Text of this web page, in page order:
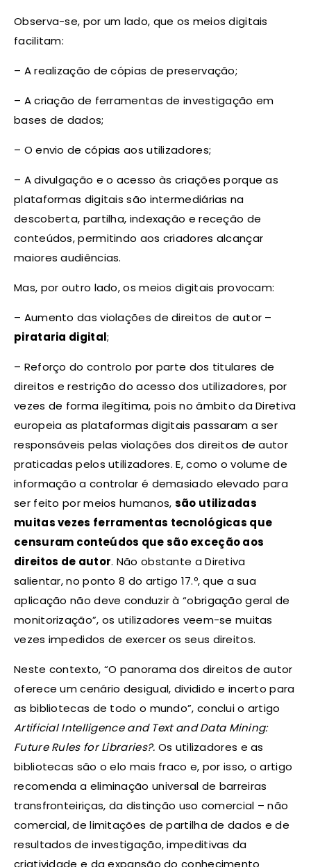
Observa-se, por um lado, que os meios digitais
facilitam:
– A realização de cópias de preservação;
– A criação de ferramentas de investigação em
bases de dados;
– O envio de cópias aos utilizadores;
– A divulgação e o acesso às criações porque as
plataformas digitais são intermediárias na
descoberta, partilha, indexação e receção de
conteúdos, permitindo aos criadores alcançar
maiores audiências.
Mas, por outro lado, os meios digitais provocam:
– Aumento das violações de direitos de autor –
pirataria digital;
– Reforço do controlo por parte dos titulares de
direitos e restrição do acesso dos utilizadores, por
vezes de forma ilegítima, pois no âmbito da Diretiva
europeia as plataformas digitais passaram a ser
responsáveis pelas violações dos direitos de autor
praticadas pelos utilizadores. E, como o volume de
informação a controlar é demasiado elevado para
ser feito por meios humanos, são utilizadas
muitas vezes ferramentas tecnológicas que
censuram conteúdos que são exceção aos
direitos de autor. Não obstante a Diretiva
salientar, no ponto 8 do artigo 17.º, que a sua
aplicação não deve conduzir à “obrigação geral de
monitorização”, os utilizadores veem-se muitas
vezes impedidos de exercer os seus direitos.
Neste contexto, “O panorama dos direitos de autor
oferece um cenário desigual, dividido e incerto para
as bibliotecas de todo o mundo”, conclui o artigo
Artificial Intelligence and Text and Data Mining:
Future Rules for Libraries?. Os utilizadores e as
bibliotecas são o elo mais fraco e, por isso, o artigo
recomenda a eliminação universal de barreiras
transfronteiriças, da distinção uso comercial – não
comercial, de limitações de partilha de dados e de
resultados de investigação, impeditivas da